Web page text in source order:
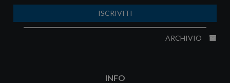
ISCRIVITI
ARCHIVIO
INFO